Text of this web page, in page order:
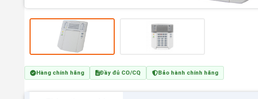
Hàng chính hãng Đầy đủ CO/CQ Bảo hành chính hãng